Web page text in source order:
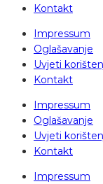
Kontakt
Impressum
Oglašavanje
Uvjeti
Kontakt
Impressum
Oglašavanje
Uvjeti
Kontakt
Impressum